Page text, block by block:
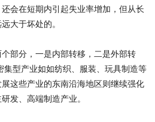
会在短期内引起失业率增加，但从长
大于坏处的。
部分，一是内部转移，二是外部转
型产业如如纺织、服装、玩具制造等
这些产业的东南沿海地区则继续强化
发、高端制造产业。